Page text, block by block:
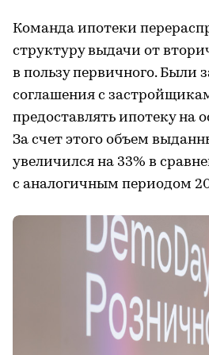
Команда ипотеки
структуру выдачи от
в пользу первичного. Были
соглашения с
предоставлять ипотеку на
За счет этого объем
увеличился на 33% в
с аналогичным периодом